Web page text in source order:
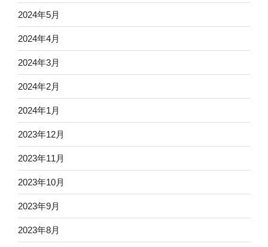
2024年5月
2024年4月
2024年3月
2024年2月
2024年1月
2023年12月
2023年11月
2023年10月
2023年9月
2023年8月